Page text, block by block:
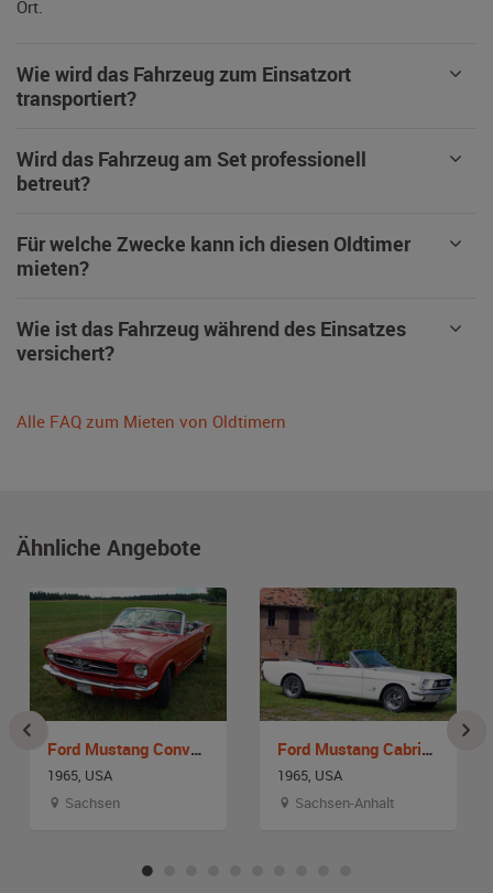
Ort.
Wie wird das Fahrzeug zum Einsatzort
transportiert?
Wird das Fahrzeug am Set professionell
betreut?
Für welche Zwecke kann ich diesen Oldtimer
mieten?
Wie ist das Fahrzeug während des Einsatzes
versichert?
Alle FAQ zum Mieten von Oldtimern
Ähnliche Angebote
Ford Mustang Convertible
1965, USA
Sachsen
Ford Mustang Cabriolet
1965, USA
Sachsen-Anhalt